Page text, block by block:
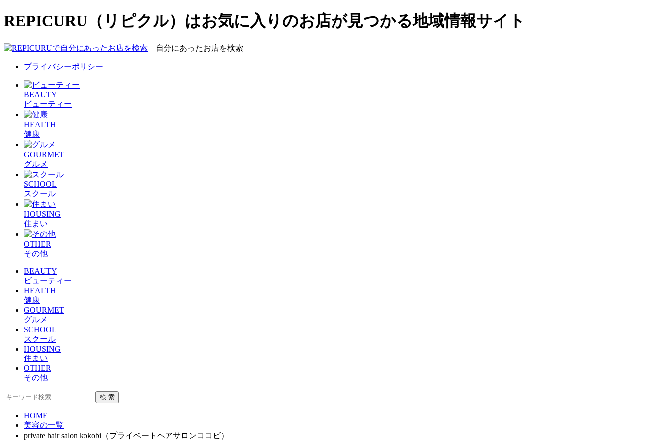
REPICURU（リピクル）はお気に入りのお店が見つかる地域情報サイト
自分にあったお店を検索
プライバシーポリシー |
BEAUTY
ビューティー
HEALTH
健康
GOURMET
グルメ
SCHOOL
スクール
HOUSING
住まい
OTHER
その他
BEAUTY
ビューティー
HEALTH
健康
GOURMET
グルメ
SCHOOL
スクール
HOUSING
住まい
OTHER
その他
HOME
美容の一覧
private hair salon kokobi（プライベートヘアサロンココビ）